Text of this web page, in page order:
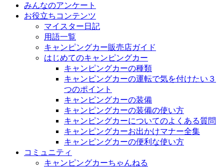
みんなのアンケート
お役立ちコンテンツ
マイスター日記
用語一覧
キャンピングカー販売店ガイド
はじめてのキャンピングカー
キャンピングカーの種類
キャンピングカーの運転で気を付けたい３
つのポイント
キャンピングカーの装備
キャンピングカーの装備の使い方
キャンピングカーについてのよくある質問
キャンピングカーお出かけマナー全集
キャンピングカーの便利な使い方
コミュニティ
キャンピングカーちゃんねる